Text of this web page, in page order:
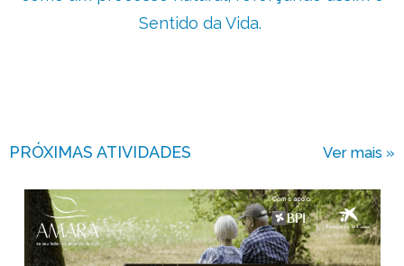
Sentido da Vida.
PRÓXIMAS ATIVIDADES Ver mais »